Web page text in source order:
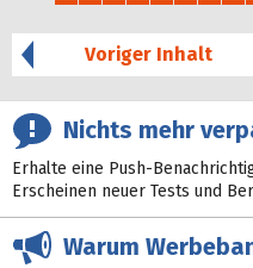
46%
Voriger Inhalt
Nichts mehr
Erhalte eine Push-
Erscheinen neuer Tests und
Warum